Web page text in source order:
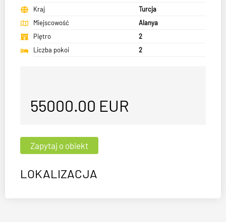
Kraj
Turcja
Miejscowość
Alanya
Piętro
2
Liczba pokoi
2
55000.00 EUR
LOKALIZACJA